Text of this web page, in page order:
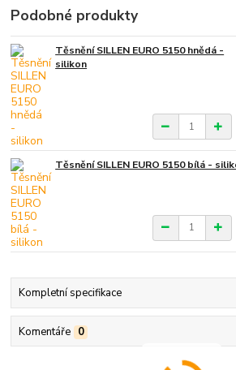
Podobné produkty
Těsnění SILLEN EURO 5150 hnědá -
silikon
Těsnění SILLEN EURO 5150 bílá -
Kompletní specifikace
Komentáře 0